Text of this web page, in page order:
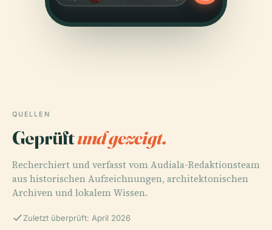
QUELLEN
Geprüftund gezeigt.
Recherchiert und verfasst vom Audiala-Redaktionsteam
aus historischen Aufzeichnungen, architektonischen
Archiven und lokalem Wissen.
Zuletzt überprüft: April 2026